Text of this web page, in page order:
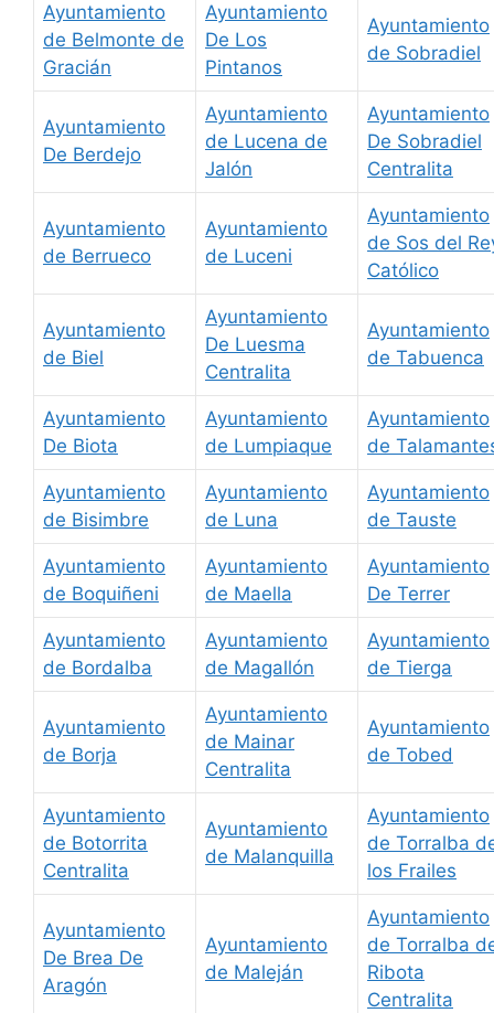
Ayuntamiento
de Belmonte de
Gracián
Ayuntamiento
De Los
Pintanos
Ayuntamiento
de Sobradiel
Ayuntamiento
De Berdejo
Ayuntamiento
de Lucena de
Jalón
Ayuntamiento
De Sobradiel
Centralita
Ayuntamiento
de Berrueco
Ayuntamiento
de Luceni
Ayuntamiento
de Sos del
Católico
Ayuntamiento
de Biel
Ayuntamiento
De Luesma
Centralita
Ayuntamiento
de Tabuenca
Ayuntamiento
De Biota
Ayuntamiento
de Lumpiaque
Ayuntamiento
de
Ayuntamiento
de Bisimbre
Ayuntamiento
de Luna
Ayuntamiento
de Tauste
Ayuntamiento
de Boquiñeni
Ayuntamiento
de Maella
Ayuntamiento
De Terrer
Ayuntamiento
de Bordalba
Ayuntamiento
de Magallón
Ayuntamiento
de Tierga
Ayuntamiento
de Borja
Ayuntamiento
de Mainar
Centralita
Ayuntamiento
de Tobed
Ayuntamiento
de Botorrita
Centralita
Ayuntamiento
de Malanquilla
Ayuntamiento
de Torralba
los Frailes
Ayuntamiento
De Brea De
Aragón
Ayuntamiento
de Maleján
Ayuntamiento
de Torralba
Ribota
Centralita